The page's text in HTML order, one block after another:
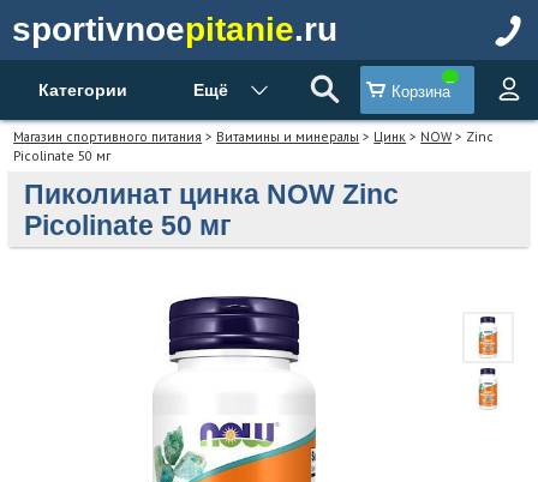
sportivnoepitanie.ru
Категории Ещё Корзина
Магазин спортивного питания > Витамины и минералы > Цинк > NOW> Zinc
Picolinate 50 мг
Пиколинат цинка NOW Zinc
Picolinate 50 мг